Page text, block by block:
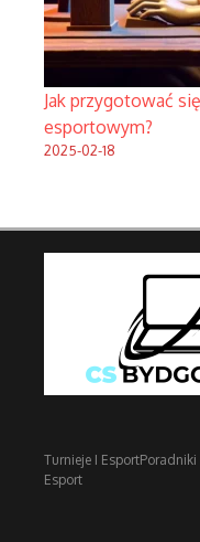
Jak przygotować
esportowym?
2025-02-18
Turnieje I EsportPoradniki
Esport